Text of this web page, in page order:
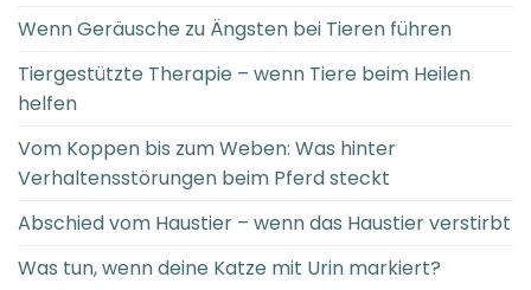
Wenn Geräusche zu Ängsten bei Tieren führen
Tiergestützte Therapie – wenn Tiere beim Heilen
helfen
Vom Koppen bis zum Weben: Was hinter
Verhaltensstörungen beim Pferd steckt
Abschied vom Haustier – wenn das Haustier verstirbt
Was tun, wenn deine Katze mit Urin markiert?